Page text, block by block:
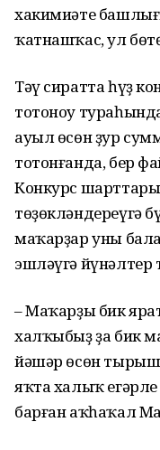
хакимиәте
ҡатнашҡас, ул
Тәү сиратта һүҙ
тотоноу
ауыл өсөн ҙур
тотонғанда, бер
Конкурс
төҙөкләндереүгә
маҡарҙар уны
эшләүгә йүнәлтер
– Маҡарҙы бик
халҡыбыҙ ҙа бик
йәшәр өсөн
яҡта халыҡ
барған аҡһаҡал